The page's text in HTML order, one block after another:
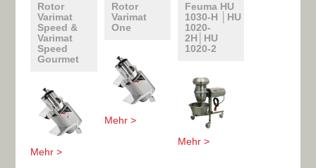
Rotor
Varimat
Speed &
Varimat
Speed
Gourmet
Mehr >
Rotor
Varimat
One
Mehr >
Feuma HU
1030-H │HU
1020-
2H│HU
1020-2​
Mehr >